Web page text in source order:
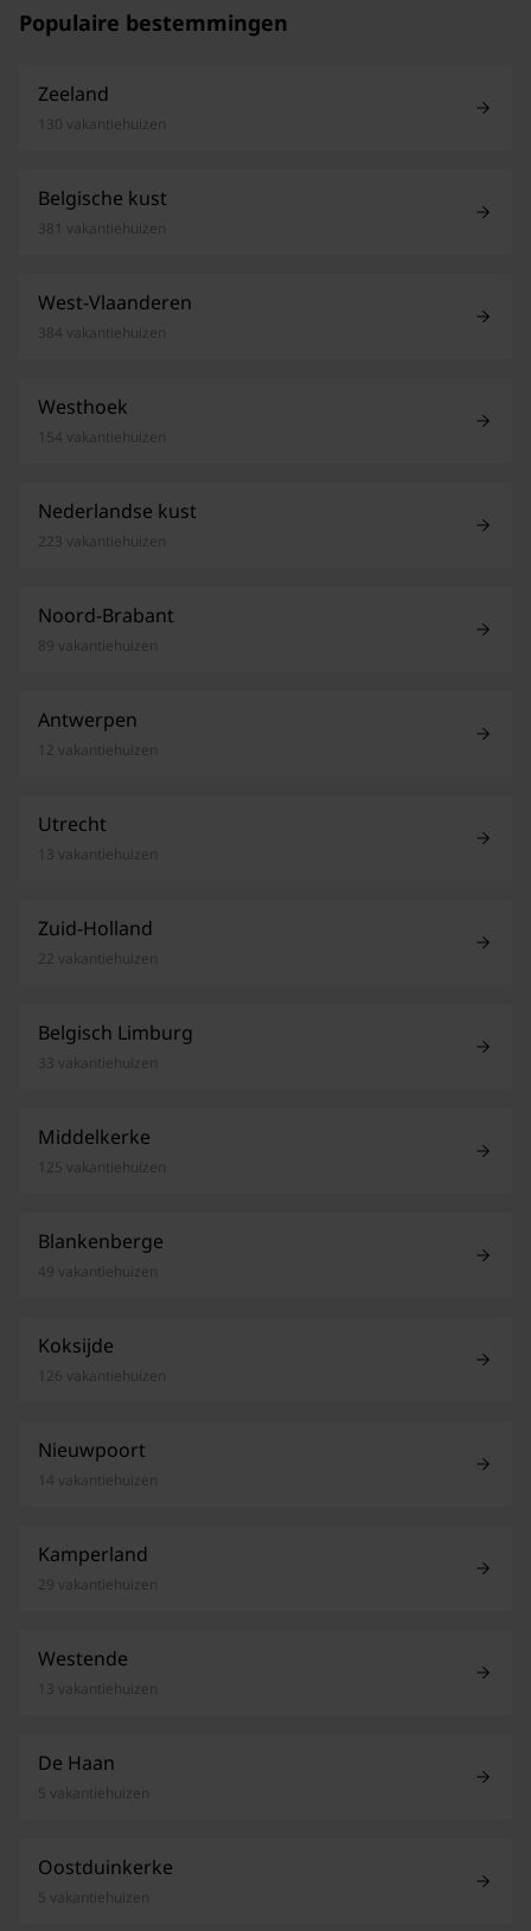
Populaire bestemmingen
Zeeland
130 vakantiehuizen
Belgische kust
381 vakantiehuizen
West-Vlaanderen
384 vakantiehuizen
Westhoek
154 vakantiehuizen
Nederlandse kust
223 vakantiehuizen
Noord-Brabant
89 vakantiehuizen
Antwerpen
12 vakantiehuizen
Utrecht
13 vakantiehuizen
Zuid-Holland
22 vakantiehuizen
Belgisch Limburg
33 vakantiehuizen
Middelkerke
125 vakantiehuizen
Blankenberge
49 vakantiehuizen
Koksijde
126 vakantiehuizen
Nieuwpoort
14 vakantiehuizen
Kamperland
29 vakantiehuizen
Westende
13 vakantiehuizen
De Haan
5 vakantiehuizen
Oostduinkerke
5 vakantiehuizen